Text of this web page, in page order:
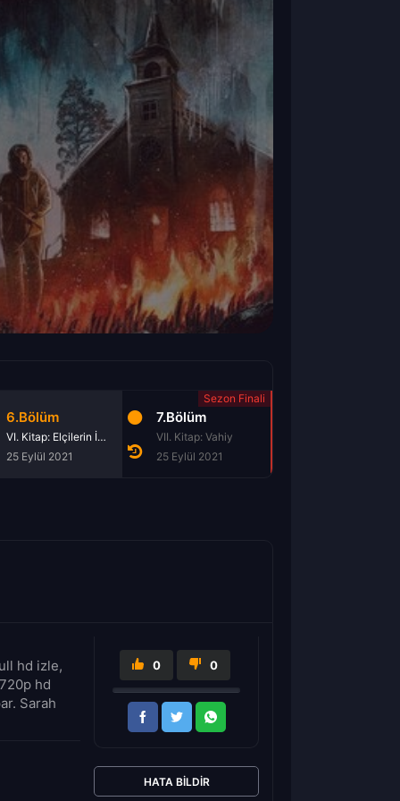
6.Bölüm
VI. Kitap: Elçilerin İşleri
25 Eylül 2021
7.Bölüm
VII. Kitap: Vahiy
25 Eylül 2021
hd izle,
hd
Sarah
0 0
HATA BILDIR